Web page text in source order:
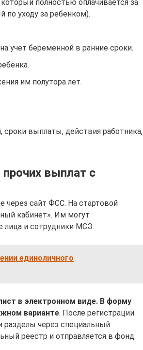
полностью оплачивается за
по уходу за ребенком).
учет беременной в ранние сроки.
им полутора лет.
сроки выплаты, действия работника,
выплат с
через сайт ФСС. На стартовой
кабинет». Им могут
лица и сотрудники МСЭ.
единоличного
в электронном виде. В форму
варианте. После регистрации
разделы через специальный
реестр и отправляется в фонд.